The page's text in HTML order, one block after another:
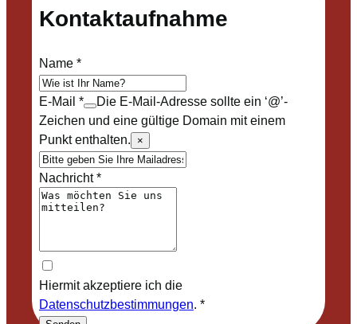
Kontaktaufnahme
Name*
E-Mail *
Die E-Mail-Adresse sollte ein ‘@’-
Zeichen und eine gültige Domain mit einem
Punkt enthalten.
×
Nachricht*
Hiermit akzeptiere ich die
Datenschutzbestimmungen. *